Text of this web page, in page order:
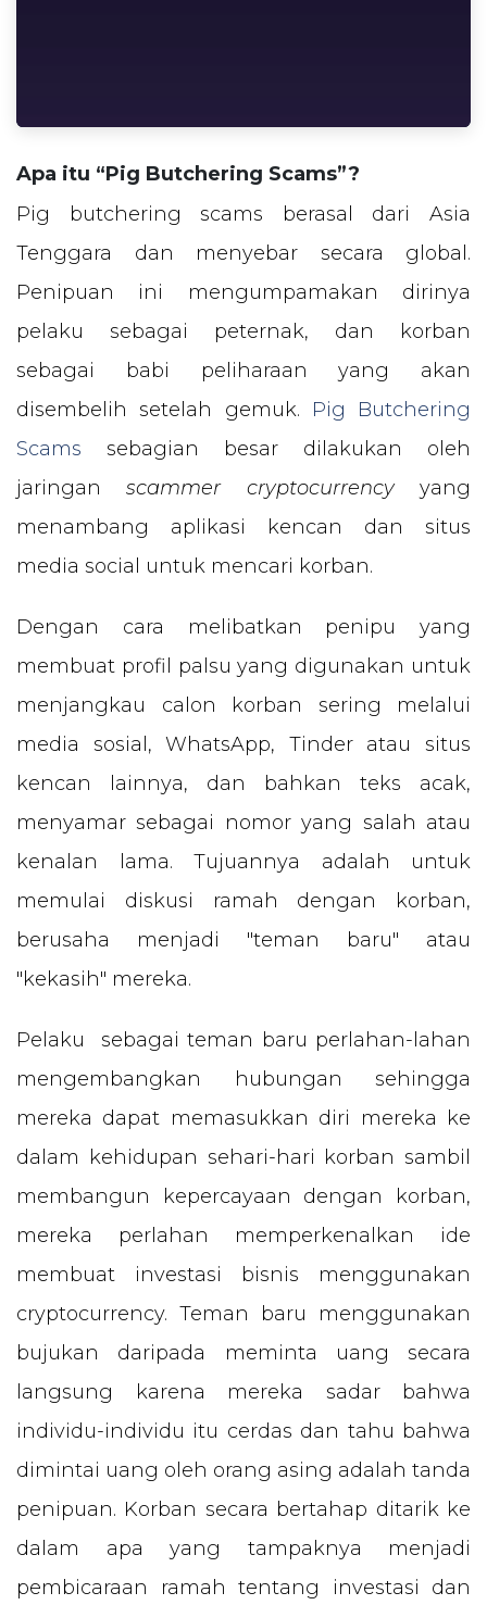
Apa itu “Pig Butchering Scams”?
Pig butchering scams berasal dari Asia
Tenggara dan menyebar secara global.
Penipuan ini mengumpamakan dirinya
pelaku sebagai peternak, dan korban
sebagai babi peliharaan yang akan
disembelih setelah gemuk.
Pig Butchering
Scams sebagian besar dilakukan oleh
jaringanscammer cryptocurrencyyang
menambang aplikasi kencan dan situs
media social untuk mencari korban.
Dengan cara melibatkan penipu yang
membuat profil palsu yang digunakan untuk
menjangkau calon korban sering melalui
media sosial, WhatsApp, Tinder atau situs
kencan lainnya, dan bahkan teks acak,
menyamar sebagai nomor yang salah atau
kenalan lama. Tujuannya adalah untuk
memulai diskusi ramah dengan korban,
berusaha menjadi "teman baru" atau
"kekasih" mereka.
Pelaku sebagai teman baru perlahan-lahan
mengembangkan hubungan sehingga
mereka dapat memasukkan diri mereka ke
dalam kehidupan sehari-hari korban sambil
membangun kepercayaan dengan korban,
mereka perlahan memperkenalkan ide
membuat investasi bisnis menggunakan
cryptocurrency. Teman baru menggunakan
bujukan daripada meminta uang secara
langsung karena mereka sadar bahwa
individu-individu itu cerdas dan tahu bahwa
dimintai uang oleh orang asing adalah tanda
penipuan. Korban secara bertahap ditarik ke
dalam apa yang tampaknya menjadi
pembicaraan ramah tentang investasi dan